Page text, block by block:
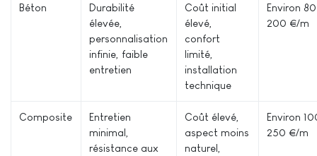
Béton
Durabilité
élevée,
personnalisation
infinie, faible
entretien
Coût initial
élevé,
confort
limité,
installation
technique
Environ
200 €/m²
Composite
Entretien
minimal,
résistance aux
Coût élevé,
aspect moins
naturel,
Environ
250 €/m²